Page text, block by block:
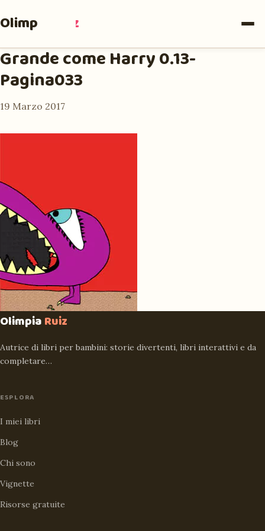
Olimpia Ruiz
Grande come Harry 0.13-
Pagina033
19 Marzo 2017
OlimpiaRuiz
Autrice di libri per bambini: storie divertenti, libri interattivi e da
completare…
ESPLORA
I miei libri
Blog
Chi sono
Vignette
Risorse gratuite